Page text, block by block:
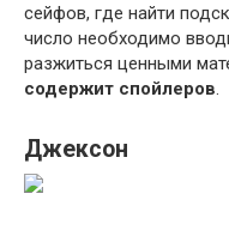
сейфов, где найти
число необходимо
разжиться ценными
содержит спойлеров
Джексон